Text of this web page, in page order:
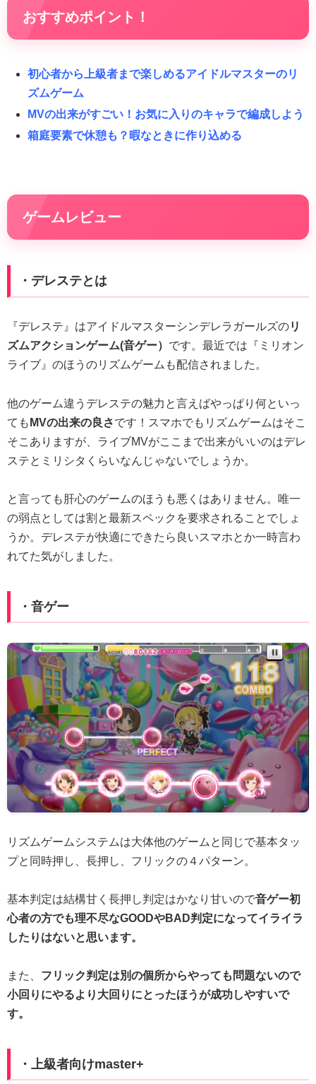
おすすめポイント！
初心者から上級者まで楽しめるアイドルマスターのリ
ズムゲーム
MVの出来がすごい！お気に入りのキャラで編成しよう
箱庭要素で休憩も？暇なときに作り込める
ゲームレビュー
・デレステとは
『デレステ』はアイドルマスターシンデレラガールズのリ
ズムアクションゲーム(音ゲー） です。最近では『ミリオン
ライブ』のほうのリズムゲームも配信されました。
他のゲーム違うデレステの魅力と言えばやっぱり何といっ
ても MVの出来の良さです！スマホでもリズムゲームはそこ
そこありますが、ライブMVがここまで出来がいいのはデレ
ステとミリシタくらいなんじゃないでしょうか。
と言っても肝心のゲームのほうも悪くはありません。唯一
の弱点としては割と最新スペックを要求されることでしょ
うか。デレステが快適にできたら良いスマホとか一時言わ
れてた気がしました。
・音ゲー
リズムゲームシステムは大体他のゲームと同じで基本タッ
プと同時押し、長押し、フリックの４パターン。
基本判定は結構甘く長押し判定はかなり甘いので音ゲー初
心者の方でも理不尽なGOODやBAD判定になってイライラ
したりはないと思います。
また、 フリック判定は別の個所からやっても問題ないので
小回りにやるより大回りにとったほうが成功しやすいで
す。
・上級者向けmaster+